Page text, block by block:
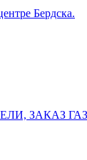
Бердска.
ЗАКАЗ